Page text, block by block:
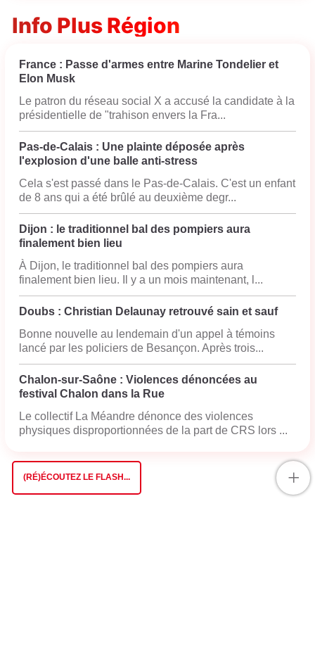
Info Plus Région
France : Passe d'armes entre Marine Tondelier et
Elon Musk
Le patron du réseau social X a accusé la candidate à la
présidentielle de "trahison envers la Fra...
Pas-de-Calais : Une plainte déposée après
l'explosion d'une balle anti-stress
Cela s'est passé dans le Pas-de-Calais. C'est un enfant
de 8 ans qui a été brûlé au deuxième degr...
Dijon : le traditionnel bal des pompiers aura
finalement bien lieu
À Dijon, le traditionnel bal des pompiers aura
finalement bien lieu. Il y a un mois maintenant, l...
Doubs : Christian Delaunay retrouvé sain et sauf
Bonne nouvelle au lendemain d'un appel à témoins
lancé par les policiers de Besançon. Après trois...
Chalon-sur-Saône : Violences dénoncées au
festival Chalon dans la Rue
Le collectif La Méandre dénonce des violences
physiques disproportionnées de la part de CRS lors ...
(RÉ)ÉCOUTEZ LE FLASH... +